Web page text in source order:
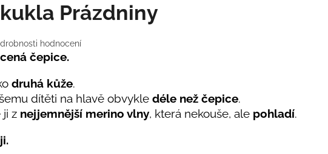
hodnocení
Prázdniny
čepice.
druhá kůže.
dítěti na hlavě obvykle déle než čepice.
ji z nejjemnější merino vlny, která nekouše, ale pohladí.
TRIKO NÁMOŘNICKÉ